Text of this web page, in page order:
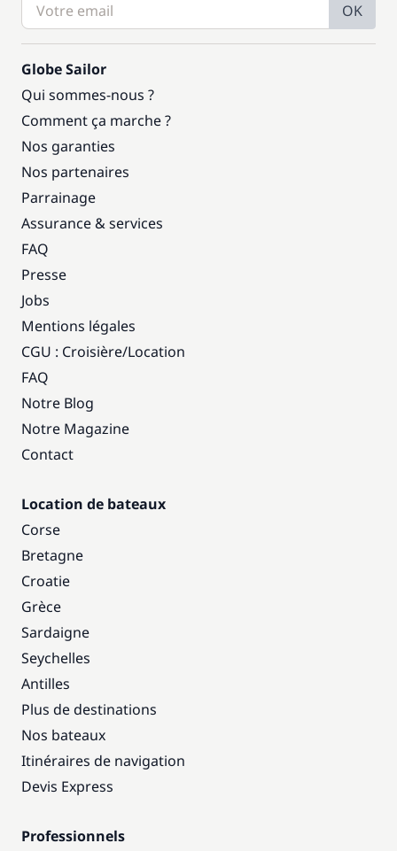
OK
Globe Sailor
Qui sommes-nous ?
Comment ça marche ?
Nos garanties
Nos partenaires
Parrainage
Assurance & services
FAQ
Presse
Jobs
Mentions légales
CGU : Croisière/Location
FAQ
Notre Blog
Notre Magazine
Contact
Location de bateaux
Corse
Bretagne
Croatie
Grèce
Sardaigne
Seychelles
Antilles
Plus de destinations
Nos bateaux
Itinéraires de navigation
Devis Express
Professionnels